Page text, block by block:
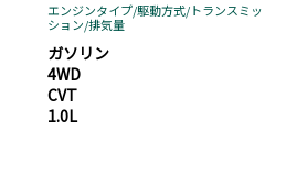
エンジンタイプ/駆動方式/トランスミッ
ション/排気量
ガソリン
4WD
CVT
1.0L